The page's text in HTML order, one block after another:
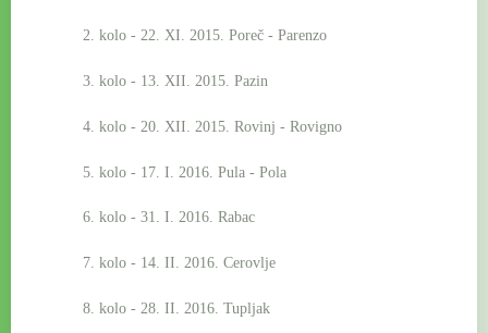
2. kolo - 22. XI. 2015. Poreč - Parenzo
3. kolo - 13. XII. 2015. Pazin
4. kolo - 20. XII. 2015. Rovinj - Rovigno
5. kolo - 17. I. 2016. Pula - Pola
6. kolo - 31. I. 2016. Rabac
7. kolo - 14. II. 2016. Cerovlje
8. kolo - 28. II. 2016. Tupljak